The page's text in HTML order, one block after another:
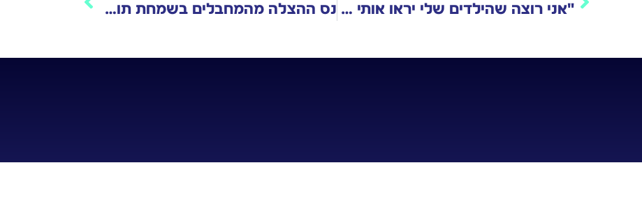
"אני רוצה שהילדים שלי יראו אותי מניח תפילין כל יום" נס ההצלה מהמחבלים בשמחת תורה תשפ"ד